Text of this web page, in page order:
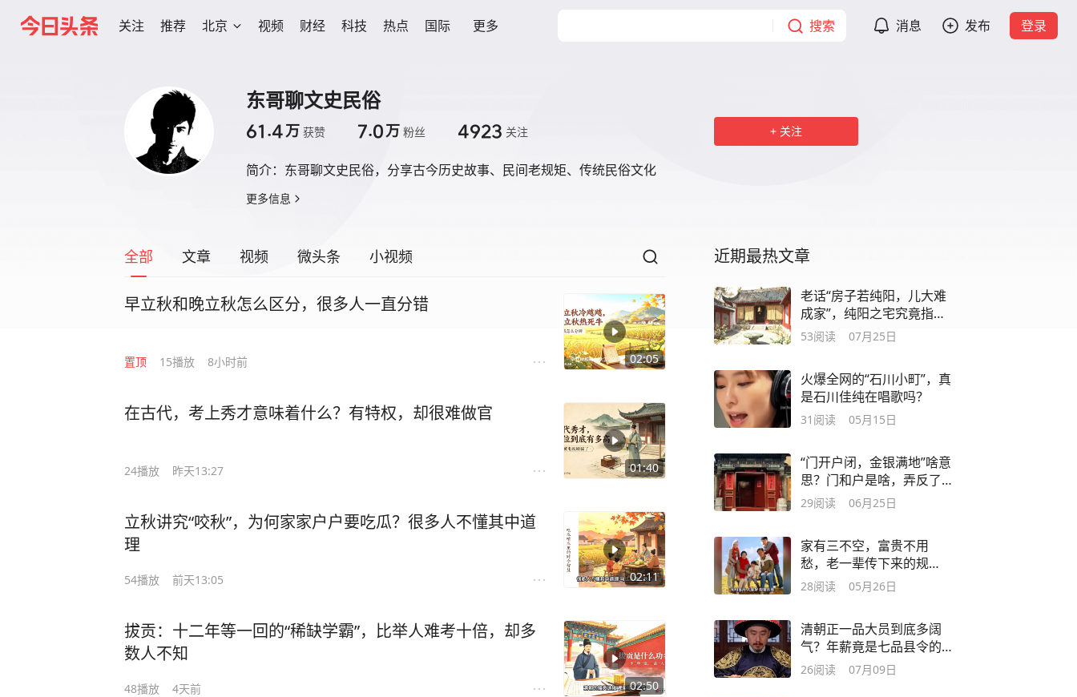
关注 推荐 北京 视频 财经 科技 热点 国际 更多 搜索 消息 发布 登录
东哥聊文史民俗
61.4万 获赞 7.0万 粉丝 4923 关注
简介： 东哥聊文史民俗，分享古今历史故事、民间老规矩、传统民俗文化
更多信息
关注
全部 文章 视频 微头条 小视频
02:05
早立秋和晚立秋怎么区分，很多人一直分错
置顶 15播放 8小时前
01:40
在古代，考上秀才意味着什么？有特权，却很难做官
24播放 昨天13:27
02:11
立秋讲究“咬秋”，为何家家户户要吃瓜？很多人不懂其中道
理
54播放 前天13:05
02:50
拔贡：十二年等一回的“稀缺学霸”，比举人难考十倍，却多
数人不知
48播放 4天前
近期最热文章
老话“房子若纯阳，儿大难
成家”，纯阳之宅究竟指什
么？
53阅读 07月25日
火爆全网的“石川小町”，真
是石川佳纯在唱歌吗？
31 阅读 05月15日
“门开户闭，金银满地”啥意
思？门和户是啥，弄反了
日子越过越紧
29阅读 06月25日
家有三不空，富贵不用
愁，老一辈传下来的规
矩，句句实用
28阅读 05月26日
清朝正一品大员到底多阔
气？年薪竟是七品县令的
444倍
26阅读 07月09日